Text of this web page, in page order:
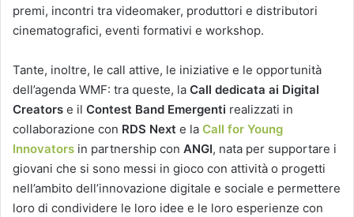
premi, incontri tra videomaker, produttori e distributori
cinematografici, eventi formativi e workshop.
Tante, inoltre, le call attive, le iniziative e le opportunità
dell’agenda WMF: tra queste, la Call dedicata ai Digital
Creators e il Contest Band Emergenti realizzati in
collaborazione con RDS Next e la Call for Young
Innovators in partnership con ANGI, nata per supportare i
giovani che si sono messi in gioco con attività o progetti
nell’ambito dell’innovazione digitale e sociale e permettere
loro di condividere le loro idee e le loro esperienze con